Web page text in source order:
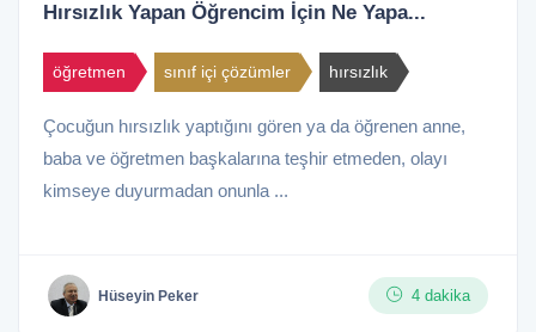
Hırsızlık Yapan Öğrencim İçin Ne Yapa...
öğretmen sınıf içi çözümler hırsızlık
Çocuğun hırsızlık yaptığını gören ya da öğrenen anne,
baba ve öğretmen başkalarına teşhir etmeden, olayı
kimseye duyurmadan onunla ...
Hüseyin Peker 4 dakika